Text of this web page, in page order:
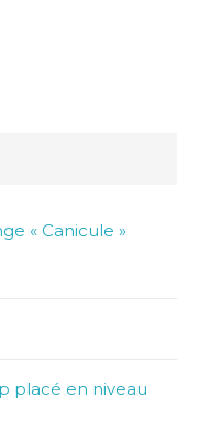
« Canicule »
placé en niveau